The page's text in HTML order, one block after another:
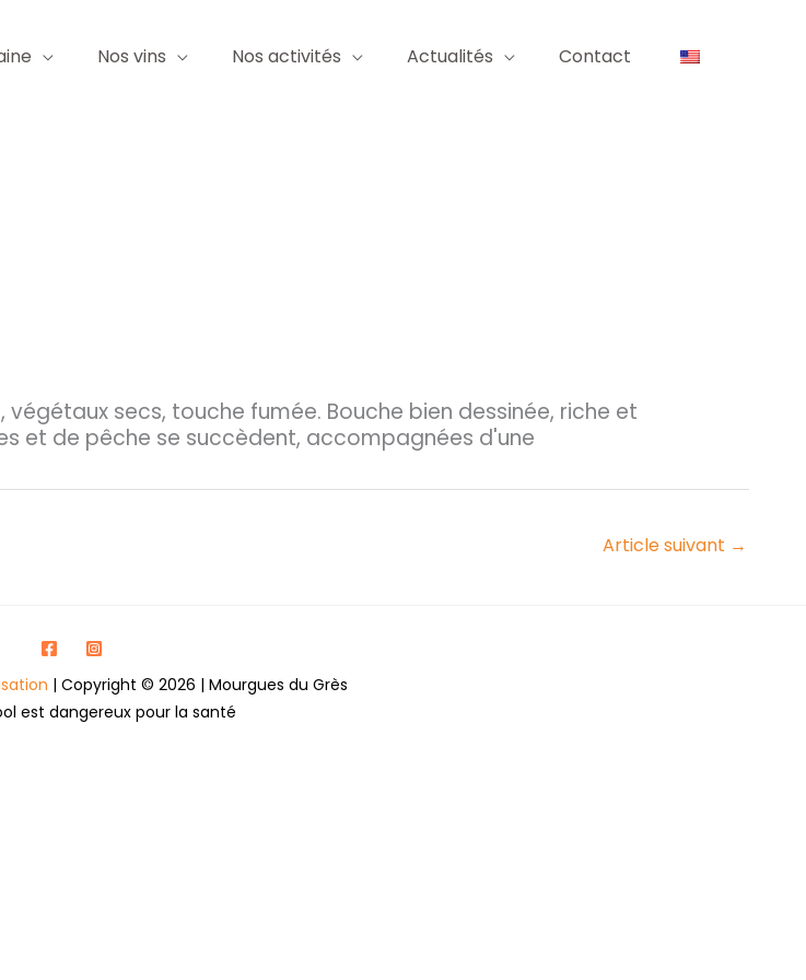
Nos vins Nos activités Actualités Contact
secs, touche fumée. Bouche bien dessinée, riche et
et de pêche se succèdent, accompagnées d'une
Article suivant →
| Copyright © 2026 | Mourgues du Grès
est dangereux pour la santé